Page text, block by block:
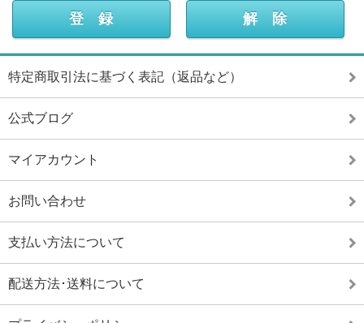
特定商取引法に基づく表記（返品など）
公式ブログ
マイアカウント
お問い合わせ
支払い方法について
配送方法･送料について